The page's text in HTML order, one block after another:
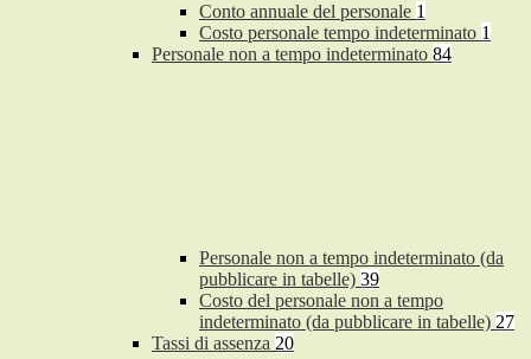
Conto annuale del personale 1
Costo personale tempo indeterminato 1
Personale non a tempo indeterminato 84
Personale non a tempo indeterminato (da
pubblicare in tabelle) 39
Costo del personale non a tempo
indeterminato (da pubblicare in tabelle) 27
Tassi di assenza 20